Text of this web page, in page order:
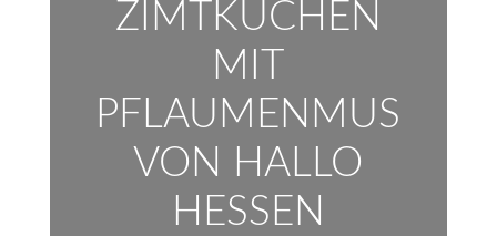
ZIMTKUCHEN
MIT
PFLAUMENMUS
VON HALLO
HESSEN